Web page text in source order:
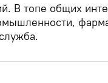
В топе общих